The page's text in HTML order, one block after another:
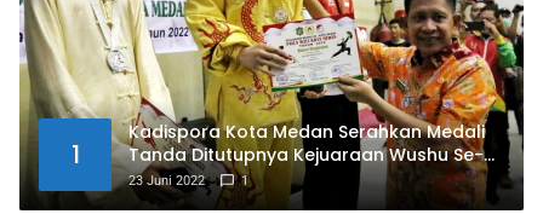
1
Kadispora Kota Medan Serahkan Medali
Tanda Ditutupnya Kejuaraan Wushu Se-
Kota Medan Memperebutkan Piala Wali
Kota Medan Tahun 2022
23 Juni 2022 1